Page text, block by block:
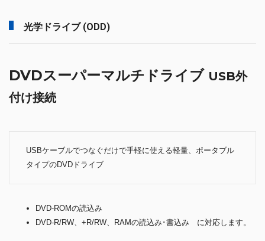
光学ドライブ (ODD)
DVDスーパーマルチドライブ USB外
付け接続
USBケーブルでつなぐだけで手軽に使える軽量、ポータブル
タイプのDVDドライブ
DVD-ROMの読込み
DVD-R/RW、+R/RW、RAMの読込み･書込み に対応します。